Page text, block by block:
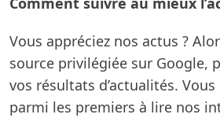
Vous appréciez nos actus ?
source privilégiée sur Google,
vos résultats d’actualités.
parmi les premiers à lire nos